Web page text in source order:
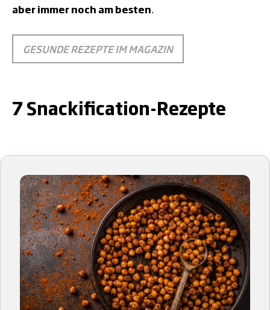
aber immer noch am besten.
GESUNDE REZEPTE IM MAGAZIN
7 Snackification-Rezepte